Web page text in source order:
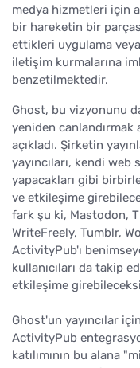
medya hizmetleri için
bir hareketin bir
ettikleri uygulama
iletişim kurmalarına
benzetilmektedir.
Ghost, bu vizyonunu
yeniden canlandırmak
açıkladı. Şirketin
yayıncıları, kendi
yapacakları gibi
ve etkileşime
fark şu ki, Mastodon,
WriteFreely, Tumblr,
ActivityPub'ı
kullanıcıları da takip
etkileşime
Ghost'un yayıncılar
ActivityPub
katılımının bu alana